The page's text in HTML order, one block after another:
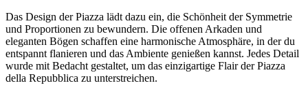
Das Design der Piazza lädt dazu ein, die Schönheit der Symmetrie
und Proportionen zu bewundern. Die offenen Arkaden und
eleganten Bögen schaffen eine harmonische Atmosphäre, in der du
entspannt flanieren und das Ambiente genießen kannst. Jedes Detail
wurde mit Bedacht gestaltet, um das einzigartige Flair der Piazza
della Repubblica zu unterstreichen.